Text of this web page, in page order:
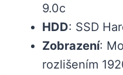
9.0c
HDD: SSD
Zobrazení:
rozlišením